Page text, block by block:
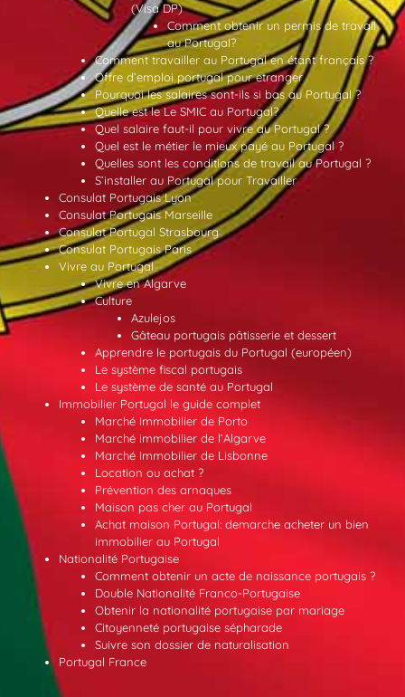
(Visa DP)
Comment obtenir un permis de travail
au Portugal?
Comment travailler au Portugal en étant français ?
Offre d’emploi portugal pour etranger
Pourquoi les salaires sont-ils si bas au Portugal ?
Quelle est le Le SMIC au Portugal?
Quel salaire faut-il pour vivre au Portugal ?
Quel est le métier le mieux payé au Portugal ?
Quelles sont les conditions de travail au Portugal ?
S’installer au Portugal pour Travailler
Consulat Portugais Lyon
Consulat Portugais Marseille
Consulat Portugal Strasbourg
Consulat Portugais Paris
Vivre au Portugal
Vivre en Algarve
Culture
Azulejos
Gâteau portugais pâtisserie et dessert
Apprendre le portugais du Portugal (européen)
Le système fiscal portugais
Le système de santé au Portugal
Immobilier Portugal le guide complet
Marché Immobilier de Porto
Marché immobilier de l’Algarve
Marché Immobilier de Lisbonne
Location ou achat ?
Prévention des arnaques
Maison pas cher au Portugal
Achat maison Portugal: demarche acheter un bien
immobilier au Portugal
Nationalité Portugaise
Comment obtenir un acte de naissance portugais ?
Double Nationalité Franco-Portugaise
Obtenir la nationalité portugaise par mariage
Citoyenneté portugaise sépharade
Suivre son dossier de naturalisation
Portugal France